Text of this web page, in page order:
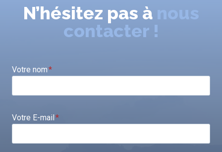
N’hésitez pas à nous
contacter !
Votre nom*
Votre E-mail*